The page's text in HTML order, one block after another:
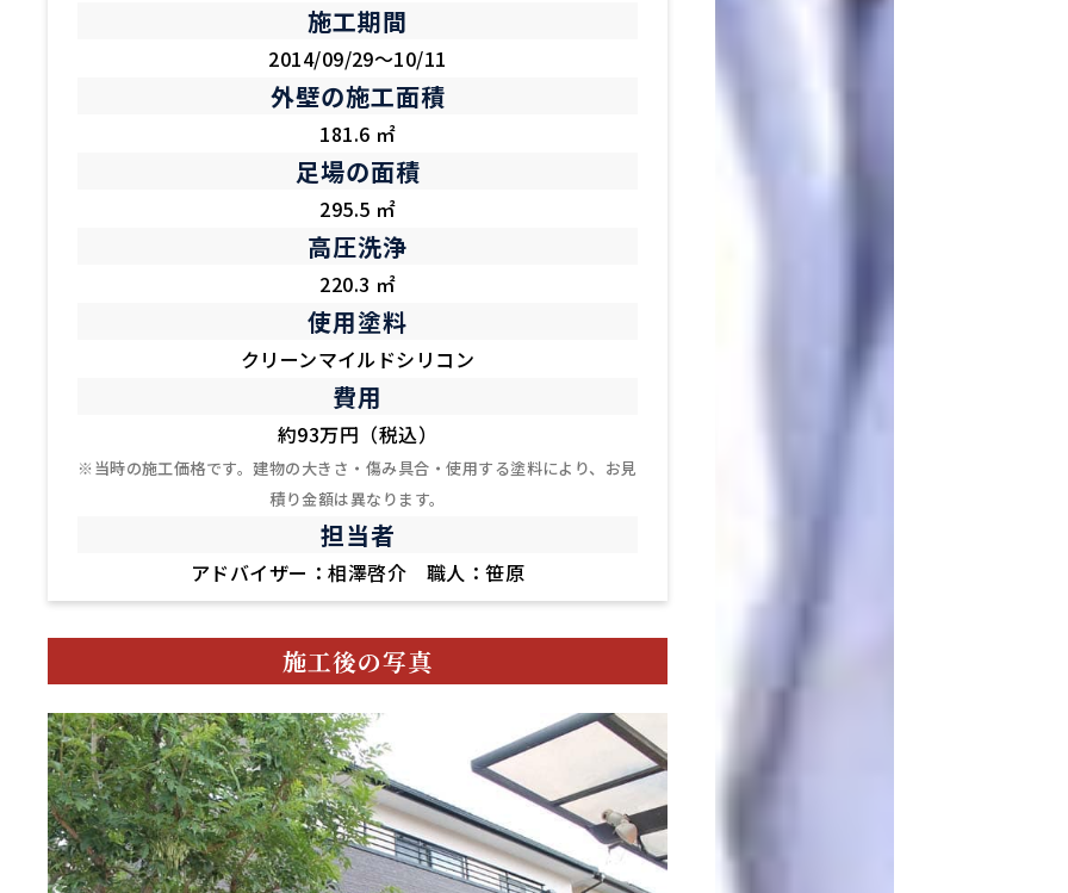
施工期間
2014/09/29～10/11
外壁の施工面積
181.6 ㎡
足場の面積
295.5 ㎡
高圧洗浄
220.3 ㎡
使用塗料
クリーンマイルドシリコン
費用
約93万円（税込）
※当時の施工価格です。建物の大きさ・傷み具合・使用する塗料により、お見
積り金額は異なります。
担当者
アドバイザー：相澤啓介 職人：笹原
施工後の写真